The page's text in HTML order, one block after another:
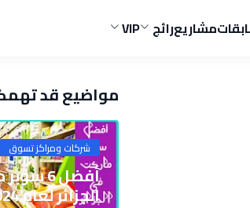
مشاريعرائج VIP
مواضيع قد
شركات ومراكز تسوق
أفضل 6
الجزائر لعام 2024